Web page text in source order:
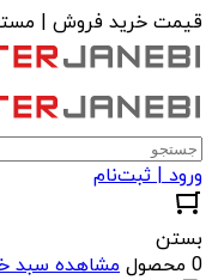
قیمت خرید فروش |
ورود | ثبت‌نام
بستن
0 محصول
مشاهده سبد